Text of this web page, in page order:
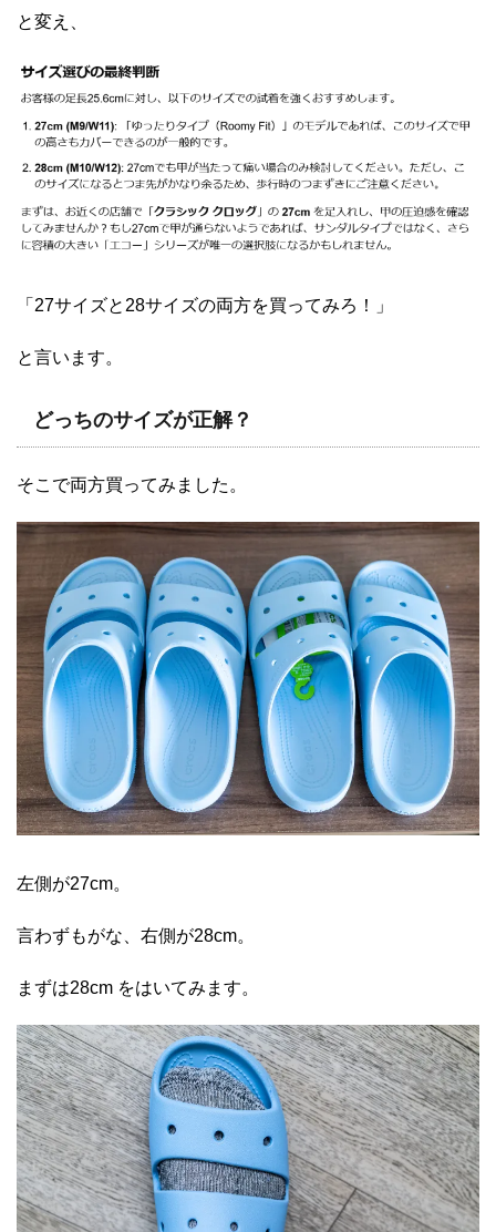
と変え、
「27サイズと28サイズの両方を買ってみろ！」
と言います。
どっちのサイズが正解？
そこで両方買ってみました。
左側が27cm。
言わずもがな、右側が28cm。
まずは28cm をはいてみます。